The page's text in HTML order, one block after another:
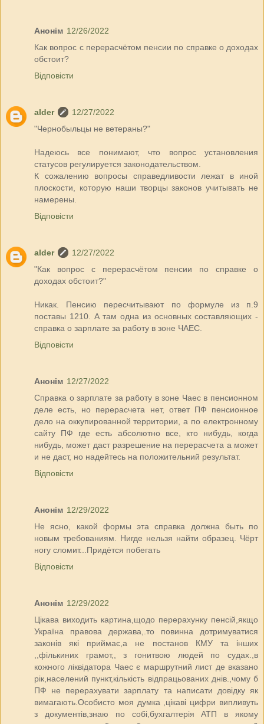
Анонім 12/26/2022
Как вопрос с перерасчётом пенсии по справке о доходах
обстоит?
Відповісти
alder
12/27/2022
"Чернобыльцы не ветераны?"
Надеюсь все понимают, что вопрос установления
статусов регулируется законодательством.
К сожалению вопросы справедливости лежат в иной
плоскости, которую наши творцы законов учитывать не
намерены.
Відповісти
alder
12/27/2022
"Как вопрос с перерасчётом пенсии по справке о
доходах обстоит?"
Никак. Пенсию пересчитывают по формуле из п.9
поставы 1210. А там одна из основных составляющих -
справка о зарплате за работу в зоне ЧАЕС.
Відповісти
Анонім 12/27/2022
Справка о зарплате за работу в зоне Чаес в пенсионном
деле есть, но перерасчета нет, ответ ПФ пенсионное
дело на оккупированной территории, а по електронному
сайту ПФ где есть абсолютно все, кто нибудь, когда
нибудь, может даст разрешение на перерасчета а может
и не даст, но надейтесь на положительний результат.
Відповісти
Анонім 12/29/2022
Не ясно, какой формы эта справка должна быть по
новым требованиям. Нигде нельзя найти образец. Чёрт
ногу сломит...Придётся побегать
Відповісти
Анонім 12/29/2022
Цікава виходить картина,щодо перерахунку пенсій,якщо
Україна правова держава,.то повинна дотримуватися
законів які приймає,а не постанов КМУ та інших
,,фількиних грамот,, з гонитвою людей по судах.,в
кожного ліквідатора Чаес є маршрутний лист де вказано
рік,населений пункт,кількість відпрацьованих днів.,чому б
ПФ не перерахувати зарплату та написати довідку як
вимагають.Особисто моя думка ,цікаві цифри випливуть
з документів,знаю по собі,бухгалтерія АТП в якому